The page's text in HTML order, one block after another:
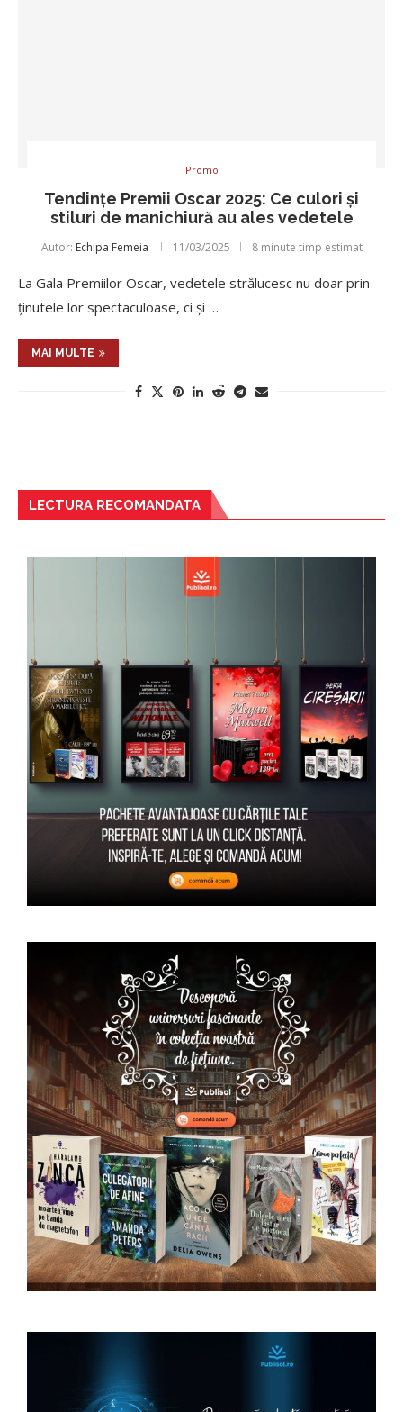
Promo
Tendințe Premii Oscar 2025: Ce culori și
stiluri de manichiură au ales vedetele
Autor: Echipa Femeia 11/03/2025 8 minute timp estimat
La Gala Premiilor Oscar, vedetele strălucesc nu doar prin
ținutele lor spectaculoase, ci și …
MAI MULTE
LECTURA RECOMANDATA